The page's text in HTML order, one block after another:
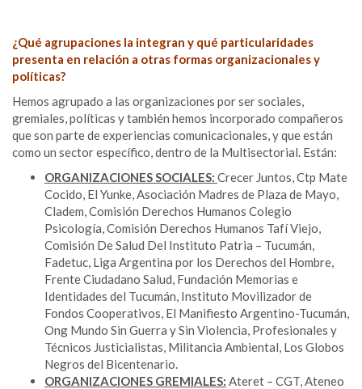
¿Qué agrupaciones la integran y qué particularidades
presenta en relación a otras formas organizacionales y
políticas?
Hemos agrupado a las organizaciones por ser sociales,
gremiales, políticas y también hemos incorporado compañeros
que son parte de experiencias comunicacionales, y que están
como un sector específico, dentro de la Multisectorial. Están:
ORGANIZACIONES SOCIALES: Crecer Juntos, Ctp Mate
Cocido, El Yunke, Asociación Madres de Plaza de Mayo,
Cladem, Comisión Derechos Humanos Colegio
Psicología, Comisión Derechos Humanos Tafí Viejo,
Comisión De Salud Del Instituto Patria – Tucumán,
Fadetuc, Liga Argentina por los Derechos del Hombre,
Frente Ciudadano Salud, Fundación Memorias e
Identidades del Tucumán, Instituto Movilizador de
Fondos Cooperativos, El Manifiesto Argentino-Tucumán,
Ong Mundo Sin Guerra y Sin Violencia, Profesionales y
Técnicos Justicialistas, Militancia Ambiental, Los Globos
Negros del Bicentenario.
ORGANIZACIONES GREMIALES: Ateret – CGT, Ateneo